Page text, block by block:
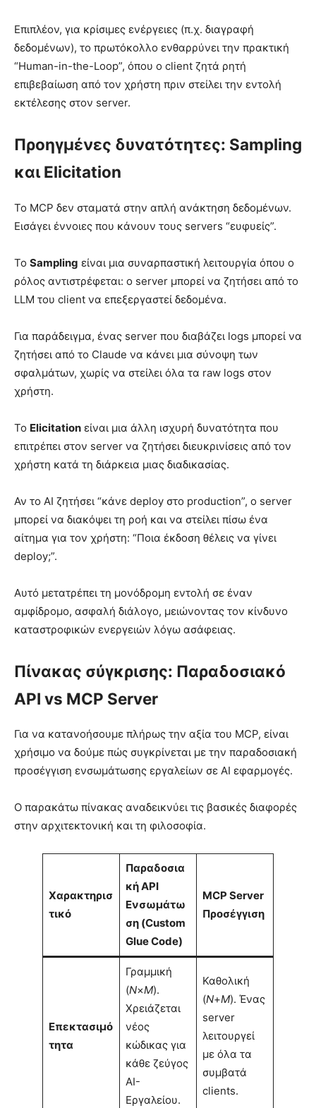
Επιπλέον, για κρίσιμες ενέργειες (π.χ. διαγραφή
δεδομένων), το πρωτόκολλο ενθαρρύνει την πρακτική
“Human-in-the-Loop”, όπου ο client ζητά ρητή
επιβεβαίωση από τον χρήστη πριν στείλει την εντολή
εκτέλεσης στον server.
Προηγμένες δυνατότητες: Sampling
και Elicitation
Το MCP δεν σταματά στην απλή ανάκτηση δεδομένων.
Εισάγει έννοιες που κάνουν τους servers “ευφυείς”.
Το Sampling είναι μια συναρπαστική λειτουργία όπου ο
ρόλος αντιστρέφεται: ο server μπορεί να ζητήσει από το
LLM του client να επεξεργαστεί δεδομένα.
Για παράδειγμα, ένας server που διαβάζει logs μπορεί να
ζητήσει από το Claude να κάνει μια σύνοψη των
σφαλμάτων, χωρίς να στείλει όλα τα raw logs στον
χρήστη.
Το Elicitation είναι μια άλλη ισχυρή δυνατότητα που
επιτρέπει στον server να ζητήσει διευκρινίσεις από τον
χρήστη κατά τη διάρκεια μιας διαδικασίας.
Αν το AI ζητήσει “κάνε deploy στο production”, ο server
μπορεί να διακόψει τη ροή και να στείλει πίσω ένα
αίτημα για τον χρήστη: “Ποια έκδοση θέλεις να γίνει
deploy;”.
Αυτό μετατρέπει τη μονόδρομη εντολή σε έναν
αμφίδρομο, ασφαλή διάλογο, μειώνοντας τον κίνδυνο
καταστροφικών ενεργειών λόγω ασάφειας.
Πίνακας σύγκρισης: Παραδοσιακό
API vs MCP Server
Για να κατανοήσουμε πλήρως την αξία του MCP, είναι
χρήσιμο να δούμε πώς συγκρίνεται με την παραδοσιακή
προσέγγιση ενσωμάτωσης εργαλείων σε AI εφαρμογές.
Ο παρακάτω πίνακας αναδεικνύει τις βασικές διαφορές
στην αρχιτεκτονική και τη φιλοσοφία.
Χαρακτηρισ
τικό
Παραδοσια
κή API
Ενσωμάτω
ση (Custom
Glue Code)
MCP Server
Προσέγγιση
Επεκτασιμό
τητα
Γραμμική
(N×M).
Χρειάζεται
νέος
κώδικας για
κάθε ζεύγος
AI-
Εργαλείου.
Καθολική
(N+M). Ένας
server
λειτουργεί
με όλα τα
συμβατά
clients.